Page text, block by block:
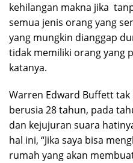
kehilangan makna jika
semua jenis orang yang
yang mungkin dianggap
tidak memiliki orang yang
katanya.
Warren Edward Buffett
berusia 28 tahun, pada
dan kejujuran suara
hal ini, “Jika saya bisa
rumah yang akan